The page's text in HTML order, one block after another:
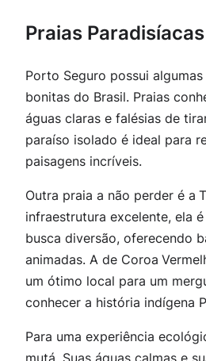
Praias Paradisíacas
Porto Seguro possui
bonitas do Brasil. Praias
águas claras e falésias de
paraíso isolado é ideal para
paisagens incríveis.
Outra praia a não perder é a
infraestrutura excelente, ela
busca diversão, oferecendo
animadas. A de Coroa
um ótimo local para um
conhecer a história indígena
Para uma experiência